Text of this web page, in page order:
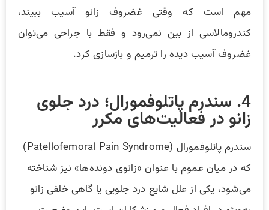
مهم است که وقتی غضروف زانو آسیب ببیند،
کندرومالاسی از بین نمی‌رود و فقط با جراحی می‌توان
غضروف آسیب دیده را ترمیم و بازسازی کرد.
4. سندرم پاتلوفمورال؛ درد جلوی
زانو در فعالیت‌های مکرر
سندرم پاتلوفمورال (Patellofemoral Pain Syndrome)
که در میان عموم با عنوان «زانوی دونده‌ها» نیز شناخته
می‌شود، یکی از علل شایع درد جلویی یا گاهی خلفی زانو